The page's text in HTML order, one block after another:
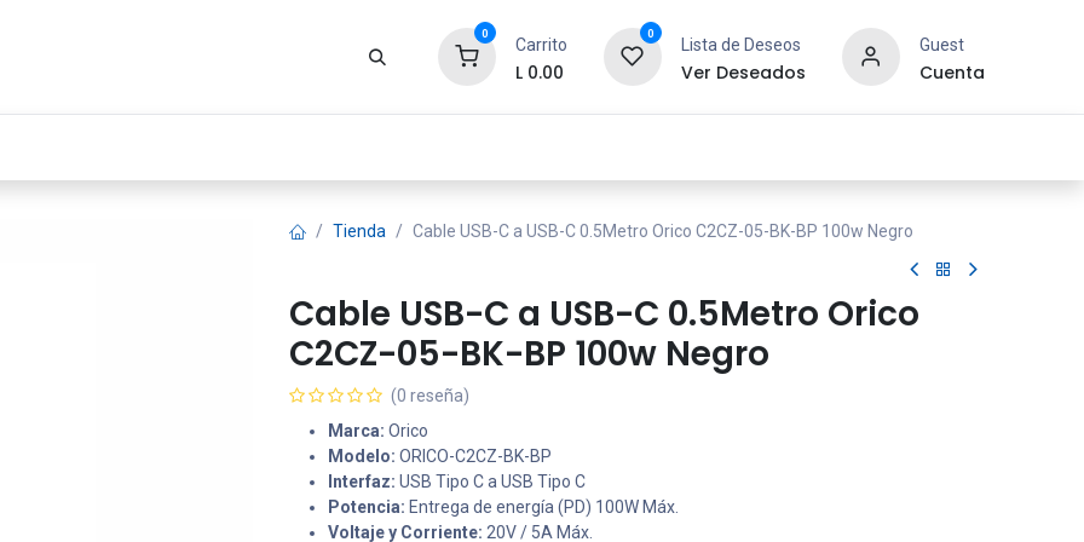
0
Carrito
L 0.00
0
Lista de Deseos
Ver Deseados
Guest
Cuenta
Tienda Cable USB-C a USB-C 0.5Metro Orico C2CZ-05-BK-BP 100w Negro
Cable USB-C a USB-C 0.5Metro Orico
C2CZ-05-BK-BP 100w Negro
(0 reseña)
Marca: Orico
Modelo: ORICO-C2CZ-BK-BP
Interfaz: USB Tipo C a USB Tipo C
Potencia: Entrega de energía (PD) 100W Máx.
Voltaje y Corriente: 20V / 5A Máx.